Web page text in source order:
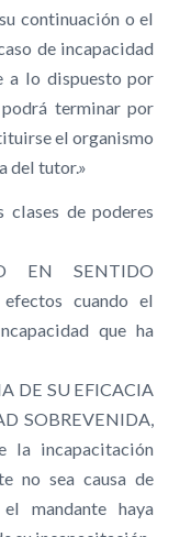
continuación o el
de incapacidad
a lo dispuesto por
terminar por
el organismo
del tutor.»
clases de poderes
EN SENTIDO
efectos cuando el
que ha
DE SU EFICACIA
SOBREVENIDA,
la incapacitación
no sea causa de
mandante haya